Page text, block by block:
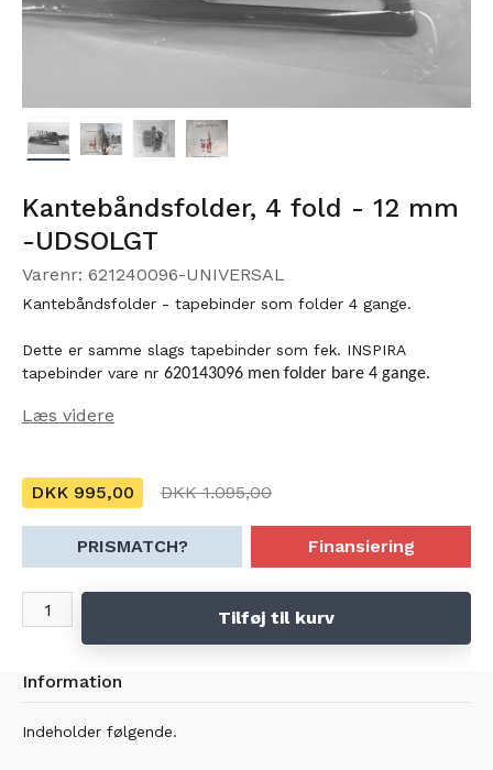
Kantebåndsfolder, 4 fold - 12 mm
-UDSOLGT
Varenr: 621240096-UNIVERSAL
Kantebåndsfolder - tapebinder som folder 4 gange.
Dette er samme slags tapebinder som fek. INSPIRA
tapebinder vare nr 620143096 men folder bare 4 gange.
Den kan anvendes til stort set alle maskiner, men er lavet så den passer
Pfaff coverlock 3.0 og 4.0
Husqvarna Huskeylock s21 og S25
Singer coverlock 14T97C
Kan også anvendes på
( Brother coverstitch skal ikke anvende mellemstykke og syfoden fra
Læs videre
DKK 995,00 DKK 1.095,00
PRISMATCH? Finansiering
Tilføj til kurv
Information
Indeholder følgende.